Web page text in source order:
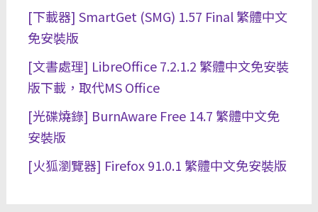
[下載器] SmartGet (SMG) 1.57 Final 繁體中文
免安裝版
[文書處理] LibreOffice 7.2.1.2 繁體中文免安裝
版下載，取代MS Office
[光碟燒錄] BurnAware Free 14.7 繁體中文免
安裝版
[火狐瀏覽器] Firefox 91.0.1 繁體中文免安裝版